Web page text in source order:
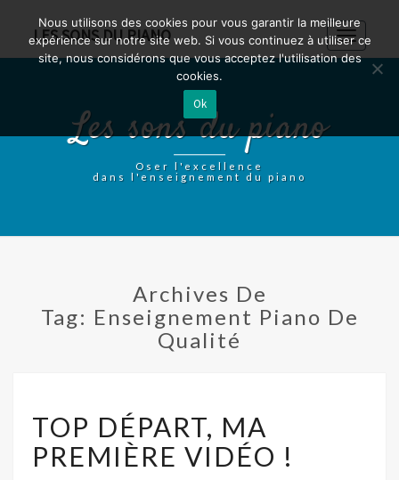
Toggle
LES SONS DU PIANO
Les sons du piano
Oser l'excellence
dans l'enseignement du piano
Archives De
Tag: Enseignement Piano De
Qualité
PREMIÈRE
VIDÉO
TOP DÉPART, MA
PREMIÈRE VIDÉO !
Nous utilisons des cookies pour vous garantir la meilleure
expérience sur notre site web. Si vous continuez à utiliser ce
site, nous considérons que vous acceptez l'utilisation des
cookies.
Ok